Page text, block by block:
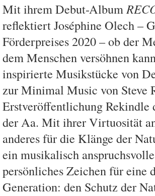
Mit ihrem Debut-Album
reflektiert Joséphine Olech –
Förderpreises 2020 – ob der
dem Menschen versöhnen
inspirierte Musikstücke von
zur Minimal Music von Steve
Erstveröffentlichung Rekindle
der Aa. Mit ihrer Virtuosität
anderes für die Klänge der
ein musikalisch
persönliches Zeichen für eine
Generation: den Schutz der